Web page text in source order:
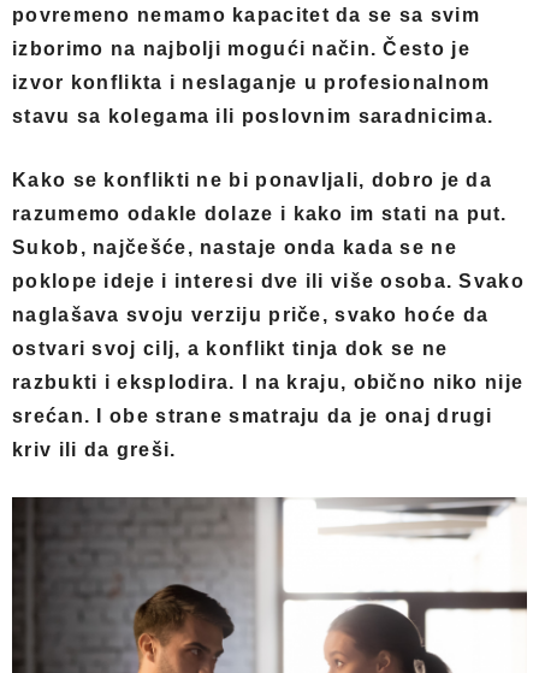
povremeno nemamo kapacitet da se sa svim
izborimo na najbolji mogući način. Često je
izvor konflikta i neslaganje u profesionalnom
stavu sa kolegama ili poslovnim saradnicima.
Kako se konflikti ne bi ponavljali, dobro je da
razumemo odakle dolaze i kako im stati na put.
Sukob, najčešće, nastaje onda kada se ne
poklope ideje i interesi dve ili više osoba. Svako
naglašava svoju verziju priče, svako hoće da
ostvari svoj cilj, a konflikt tinja dok se ne
razbukti i eksplodira. I na kraju, obično niko nije
srećan. I obe strane smatraju da je onaj drugi
kriv ili da greši.